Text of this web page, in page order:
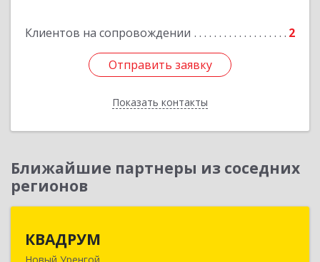
Клиентов на сопровождении 2
Отправить заявку
Показать контакты
Отправить заявку
Назад
Ближайшие партнеры из соседних
регионов
КВАДРУМ
Новый Уренгой